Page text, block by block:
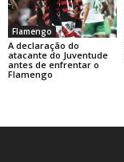
Flamengo
A declaração do
atacante do Juventude
antes de enfrentar o
Flamengo